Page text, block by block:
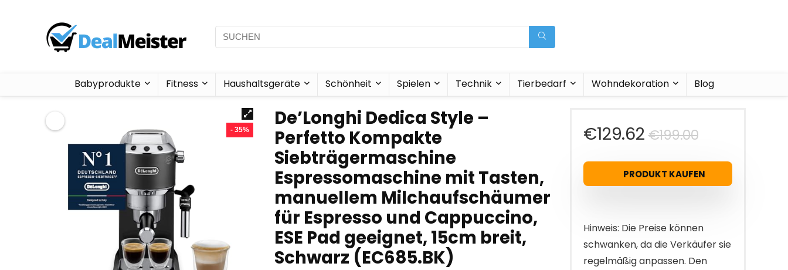
Babyprodukte Fitness Haushaltsgeräte Schönheit Spielen Technik Tierbedarf Wohndekoration Blog
- 35%
De’Longhi Dedica Style –
Perfetto Kompakte
Siebträgermaschine
Espressomaschine mit Tasten,
manuellem Milchaufschäumer
für Espresso und Cappuccino,
ESE Pad geeignet, 15cm breit,
Schwarz (EC685.BK)
€199.00
Preis
war:
€129.62
Aktueller
Preis
ist:
PRODUKT KAUFEN
Hinweis: Die Preise können
schwanken, da die Verkäufer sie
regelmäßig anpassen. Den